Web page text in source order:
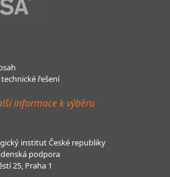
technické řešení
informace k výběru
institut České republiky
podpora
25, Praha 1